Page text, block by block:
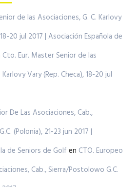
de las Asociaciones, G. C. Karlovy
20 jul 2017 | Asociación Española de
Cto. Eur. Master Senior de las
Vary (Rep. Checa), 18-20 jul
De Las Asociaciones, Cab.,
(Polonia), 21-23 jun 2017 |
de Seniors de Golf en CTO. Europeo
Cab., Sierra/Postolowo G.C.